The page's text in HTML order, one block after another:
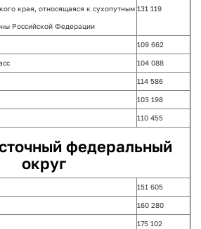
края, относящаяся к сухопутным
Российской Федерации
131 119
109 662
104 088
114 586
103 198
110 455
федеральный
округ
151 605
160 280
175 102